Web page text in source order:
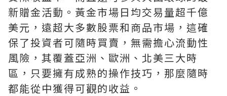
新贈金活動。黃金市場日均交易量超千億
美元，遠超大多數股票和商品市場，這確
保了投資者可隨時買賣，無需擔心流動性
風險，其覆蓋亞洲、歐洲、北美三大時
區，只要擁有成熟的操作技巧，那麼隨時
都能從中獲得可觀的收益。